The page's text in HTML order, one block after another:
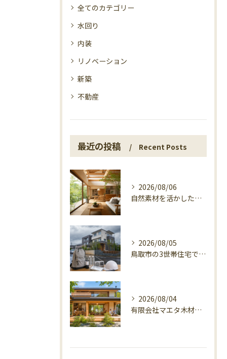
全てのカテゴリー
水回り
内装
リノベーション
新築
不動産
最近の投稿 Recent Posts
2026/08/06
自然素材を活かした家づくり、マエタ木材の目線
2026/08/05
鳥取市の3世帯住宅で考える警戒レベル4避難指示
2026/08/04
有限会社マエタ木材の鳥取に根ざす家づくり